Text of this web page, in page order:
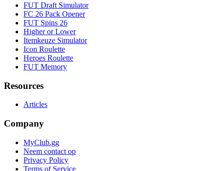
FUT Draft Simulator
FC 26 Pack Opener
FUT Spins 26
Higher or Lower
Itemkeuze Simulator
Icon Roulette
Heroes Roulette
FUT Memory
Resources
Articles
Company
MyClub.gg
Neem contact op
Privacy Policy
Terms of Service